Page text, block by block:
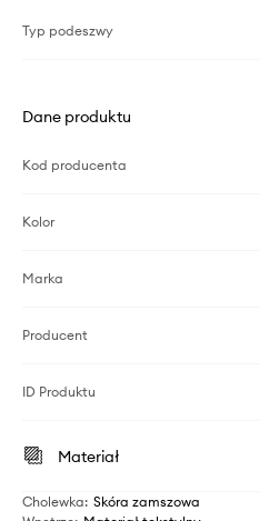
Typ podeszwy
Dane produktu
Kod producenta
Kolor
Marka
Producent
ID Produktu
Materiał
Cholewka: Skóra zamszowa